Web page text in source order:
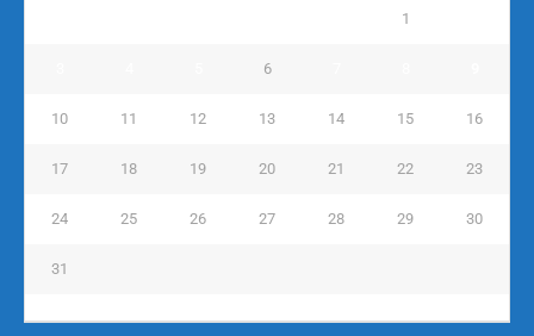
1
6
10 11 12 13 14 15 16
17 18 19 20 21 22 23
24 25 26 27 28 29 30
31